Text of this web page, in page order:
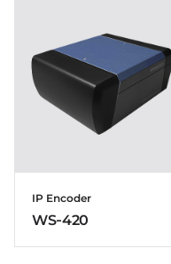
IP Encoder
WS-420